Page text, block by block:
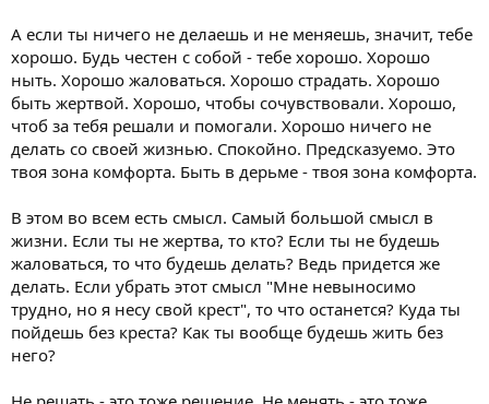
А если ты ничего не делаешь и не меняешь, значит, тебе
хорошо. Будь честен с собой - тебе хорошо. Хорошо
ныть. Хорошо жаловаться. Хорошо страдать. Хорошо
быть жертвой. Хорошо, чтобы сочувствовали. Хорошо,
чтоб за тебя решали и помогали. Хорошо ничего не
делать со своей жизнью. Спокойно. Предсказуемо. Это
твоя зона комфорта. Быть в дерьме - твоя зона комфорта.
В этом во всем есть смысл. Самый большой смысл в
жизни. Если ты не жертва, то кто? Если ты не будешь
жаловаться, то что будешь делать? Ведь придется же
делать. Если убрать этот смысл "Мне невыносимо
трудно, но я несу свой крест", то что останется? Куда ты
пойдешь без креста? Как ты вообще будешь жить без
него?